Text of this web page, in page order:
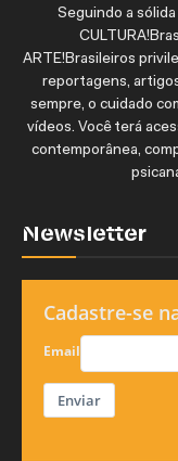
Seguindo a
ARTE!Brasileiros
reportagens,
sempre, o cuidado
vídeos. Você terá
contemporânea,
Newsletter
Cadastre-se
Email
Enviar